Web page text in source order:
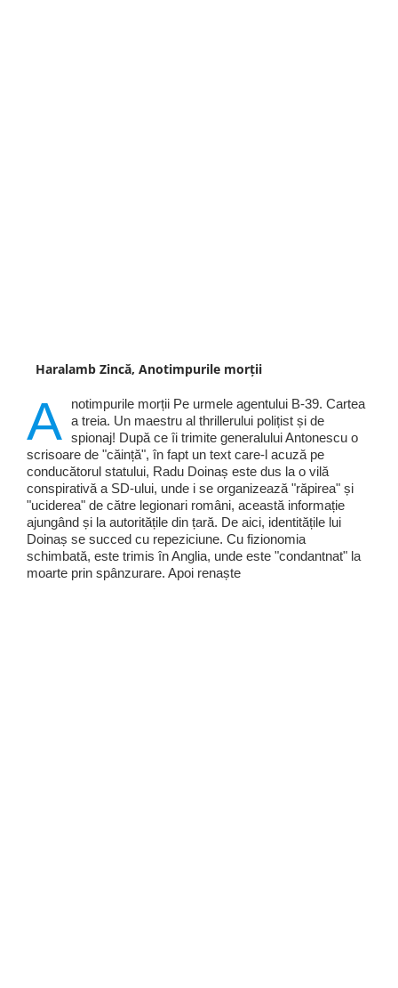
Haralamb Zincă, Anotimpurile morții
A
notimpurile morții Pe urmele agentului B-39. Cartea
a treia. Un maestru al thrillerului polițist și de
spionaj! După ce îi trimite generalului Antonescu o
scrisoare de "căință", în fapt un text care-l acuză pe
conducătorul statului, Radu Doinaș este dus la o vilă
conspirativă a SD-ului, unde i se organizează "răpirea" și
"uciderea" de către legionari români, această informație
ajungând și la autoritățile din țară. De aici, identitățile lui
Doinaș se succed cu repeziciune. Cu fizionomia
schimbată, este trimis în Anglia, unde este "condantnat" la
moarte prin spânzurare. Apoi renaște